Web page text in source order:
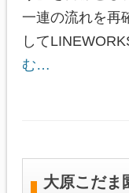
一連の流れを再
して
む…
大原こだま